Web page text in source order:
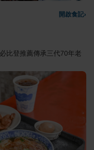
開啟食記›
比登推薦傳承三代70年老